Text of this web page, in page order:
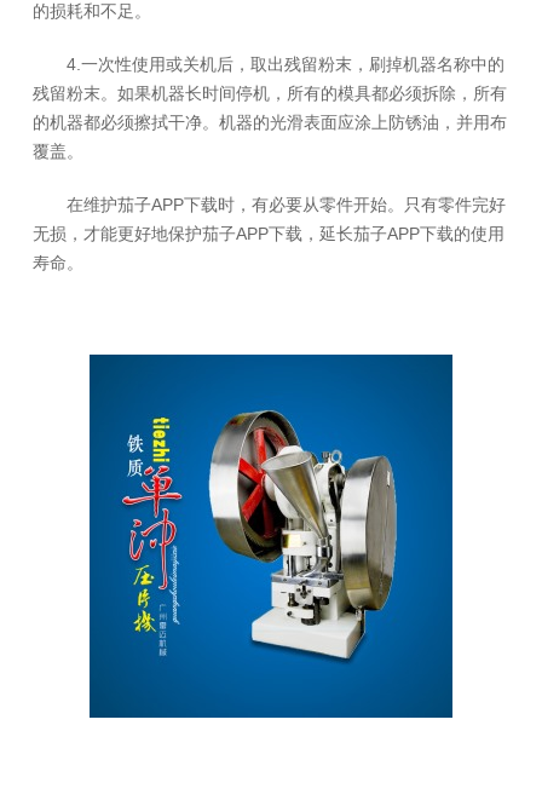
的损耗和不足。
4.一次性使用或关机后，取出残留粉末，刷掉机器名称中的
残留粉末。如果机器长时间停机，所有的模具都必须拆除，所有
的机器都必须擦拭干净。机器的光滑表面应涂上防锈油，并用布
覆盖。
在维护茄子APP下载时，有必要从零件开始。只有零件完好
无损，才能更好地保护茄子APP下载，延长茄子APP下载的使用
寿命。